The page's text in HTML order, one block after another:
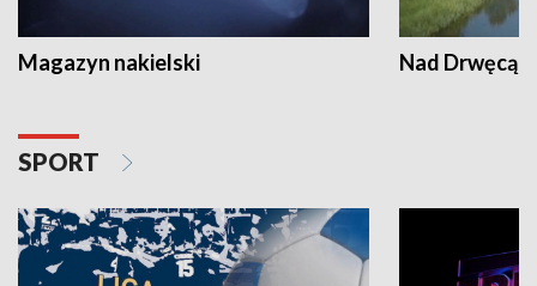
Magazyn nakielski Nad Drwęcą
SPORT